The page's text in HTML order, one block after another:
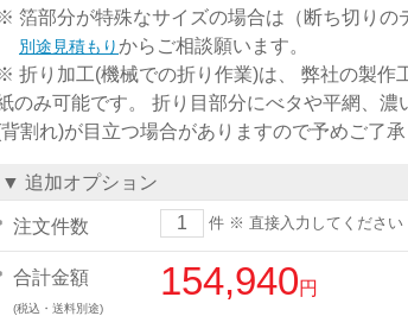
箔部分が特殊なサイズの場合は（断ち切りの
別途見積もりからご相談願います。
折り加工(機械での折り作業)は、 弊社の製作
のみ可能です。 折り目部分にべタや平網、
割れ)が目立つ場合がありますので予めご了承
▼ 追加オプション
注文件数 件 ※ 直接入力してください
合計金額
(税込・送料別途)
154,940円